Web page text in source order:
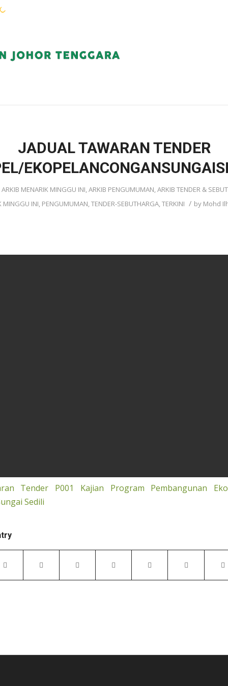
JADUAL TAWARAN TENDER
ARKIB MENARIK MINGGU INI,ARKIB PENGUMUMAN,ARKIB TENDER &
MINGGU INI, PENGUMUMAN,TENDER-SEBUTHARGA,TERKINI / by Mohd
Tender P001 Kajian Program Pembangunan
Sedili